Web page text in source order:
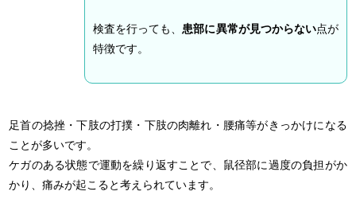
検査を行っても、 患部に異常が見つからない点が
特徴です。
足首の捻挫・下肢の打撲・下肢の肉離れ・腰痛等がきっかけになる
ことが多いです。
ケガのある状態で運動を繰り返すことで、鼠径部に過度の負担がか
かり、痛みが起こると考えられています。